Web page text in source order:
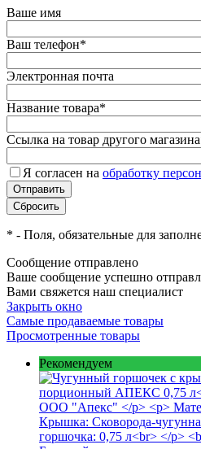
Ваше имя
Ваш телефон*
Электронная почта
Название товара*
Ссылка на товар другого магазина
Я согласен на обработку
* - Поля, обязательные для
Сообщение отправлено
Ваше сообщение успешно
Вами свяжется наш специалист
Закрыть окно
Самые продаваемые товары
Просмотренные товары
Рекомендуем